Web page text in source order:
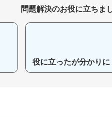
問題解決のお役に立ちま
役に立ったが分かりに